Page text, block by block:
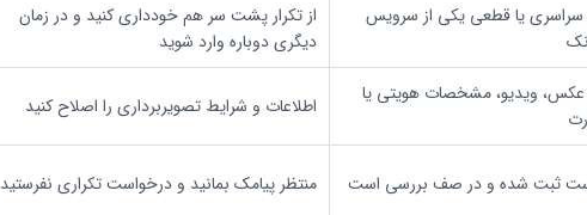
سراسری یا قطعی یکی از سرویس
از تکرار پشت سر هم خودداری کنید و در زمان
دیگری دوباره وارد شوید
ویدیو، مشخصات هویتی یا
اطلاعات و شرایط تصویربرداری را اصلاح کنید
ثبت شده و در صف بررسی است منتظر پیامک بمانید و درخواست تکراری نفرستید